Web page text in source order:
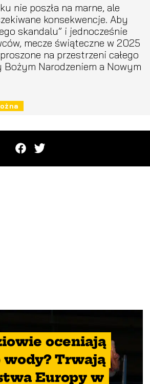
nie poszła na marne, ale
konsekwencje. Aby
skandalu” i jednocześnie
mecze świąteczne w 2025
na przestrzeni całego
Narodzeniem a Nowym
oceniają
wody? Trwają
Europy w